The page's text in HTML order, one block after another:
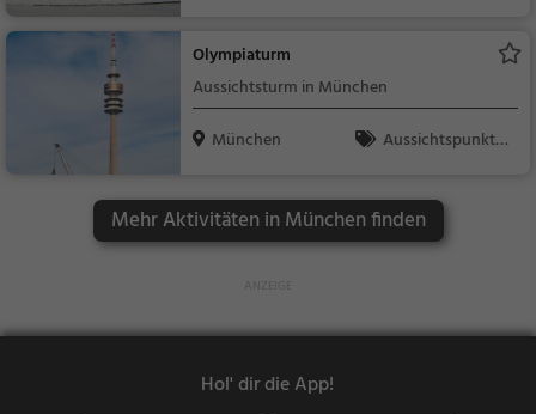
Olympiaturm
Aussichtsturm in München
München
Aussichtspunkt, F
r
Mehr Aktivitäten in München finden
Hol' dir die App!